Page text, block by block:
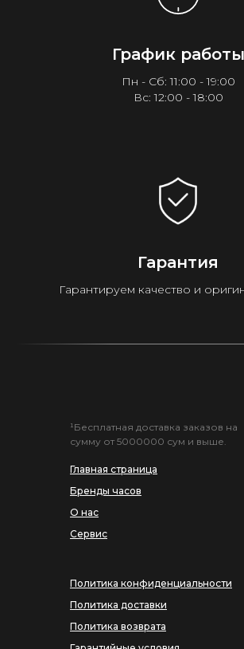
График работы
Пн - Сб: 11:00 - 19:00
Вс: 12:00 - 18:00
Гарантия
Гарантируем качество и
Главная страница
Бренды часов
О нас
Сервис
¹Бесплатная доставка заказов на
сумму от 5000000 сум и выше.
Политика конфиденциальности
Политика доставки
Политика возврата